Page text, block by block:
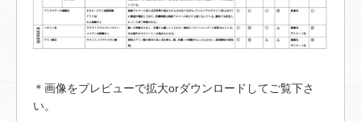
＊画像をプレビューで拡大orダウンロードしてご覧下さ
い。